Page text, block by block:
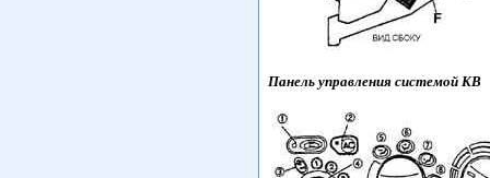
Панель управления системой KB